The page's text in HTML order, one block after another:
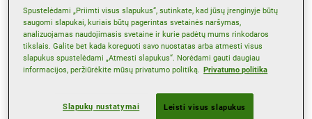
Žemėlapis
Platintojo interneto svetainė
Darbo laikas
08:00
17:00
Spustelėdami „Priimti visus slapukus“, sutinkate, kad jūsų įrenginyje būtų
saugomi slapukai, kuriais būtų pagerintas svetainės naršymas,
analizuojamas naudojimasis svetaine ir kurie padėtų mums rinkodaros
tikslais. Galite bet kada koreguoti savo nuostatas arba atmesti visus
slapukus spustelėdami „Atmesti slapukus“. Norėdami gauti daugiau
informacijos, peržiūrėkite mūsų privatumo politiką. Privatumo politika
Slapukų nustatymai Leisti visus slapukus